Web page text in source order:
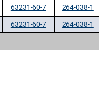
63231-60-7 264-038-1
63231-60-7 264-038-1